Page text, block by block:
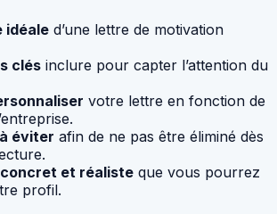
idéale d’une lettre de motivation
clés inclure pour capter l’attention du
votre lettre en fonction de
éviter afin de ne pas être éliminé dès
concret et réaliste que vous pourrez
profil.